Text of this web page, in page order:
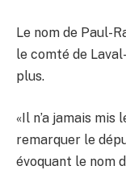
Le nom de Paul-
le comté de
plus.
«Il n’a jamais mis
remarquer le
évoquant le nom